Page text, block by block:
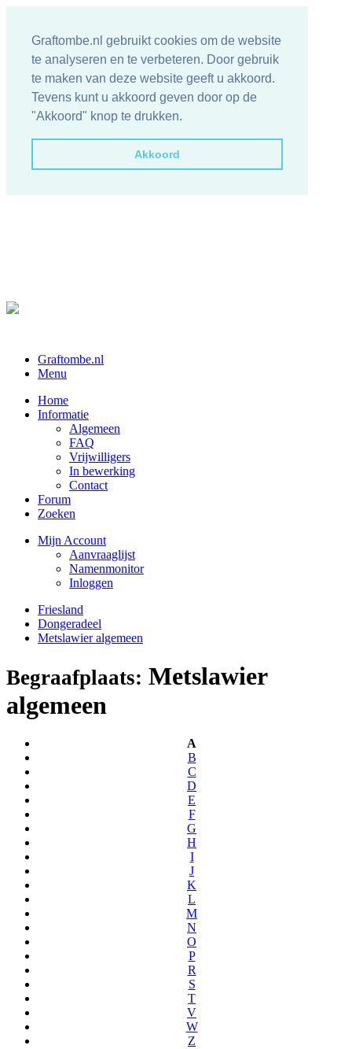
Graftombe.nl gebruikt cookies om de website
te analyseren en te verbeteren. Door gebruik
te maken van deze website geeft u akkoord.
Tevens kunt u akkoord geven door op de
"Akkoord" knop te drukken.
Akkoord
Graftombe.nl
Menu
Home
Informatie
Algemeen
FAQ
Vrijwilligers
In bewerking
Contact
Forum
Zoeken
Mijn Account
Aanvraaglijst
Namenmonitor
Inloggen
Friesland
Dongeradeel
Metslawier algemeen
Begraafplaats: Metslawier
algemeen
A
B
C
D
E
F
G
H
I
J
K
L
M
N
O
P
R
S
T
V
W
Z